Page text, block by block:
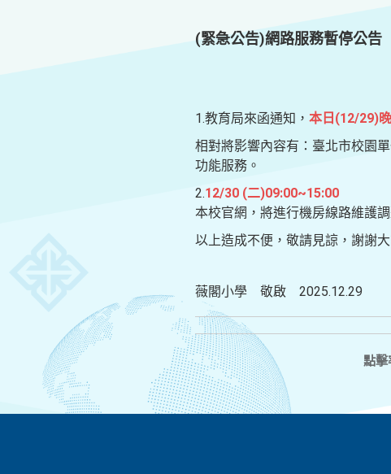
(緊急公告)網路服務暫停公告
1.教育局來函通知， 本日(12/29)
相對將影響內容有：臺北市校園
功能服務。
2.12/30 (二)09:00~15:00
本校官網，將進行機房線路維護
以上造成不便，敬請見諒，謝謝
薇閣小學 敬啟 2025.12.29
點擊